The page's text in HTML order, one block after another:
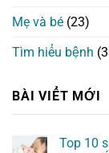
Mẹ và bé (23)
Tìm hiểu bệnh
BÀI VIỂT MỚI
Top 10